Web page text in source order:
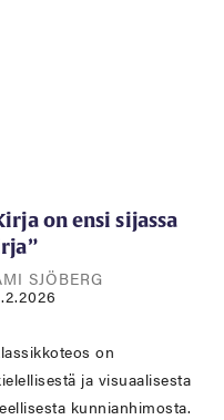
on ensi sijassa
SJÖBERG
on
ja visuaalisesta
kunnianhimosta.